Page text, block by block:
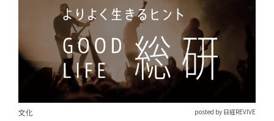
文化 posted by 日経REVIVE